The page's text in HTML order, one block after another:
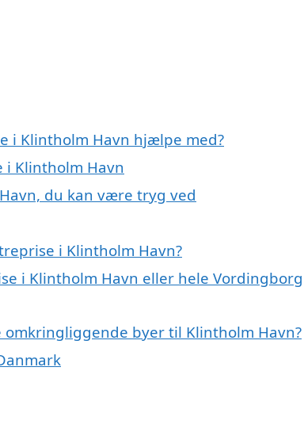
i Klintholm Havn hjælpe med?
Klintholm Havn
du kan være tryg ved
i Klintholm Havn?
i Klintholm Havn eller hele Vordingborg
byer til Klintholm Havn?